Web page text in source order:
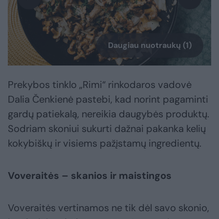
Daugiau nuotraukų (1)
Prekybos tinklo „Rimi“ rinkodaros vadovė
Dalia Čenkienė pastebi, kad norint pagaminti
gardų patiekalą, nereikia daugybės produktų.
Sodriam skoniui sukurti dažnai pakanka kelių
kokybiškų ir visiems pažįstamų ingredientų.
Voveraitės – skanios ir maistingos
Voveraitės vertinamos ne tik dėl savo skonio,